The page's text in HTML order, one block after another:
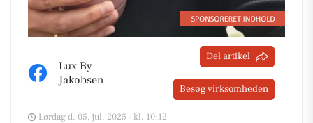
Lux By
Jakobsen
Del artikel
Besøg virksomheden
Lørdag d. 05. jul. 2025 - kl. 10:12